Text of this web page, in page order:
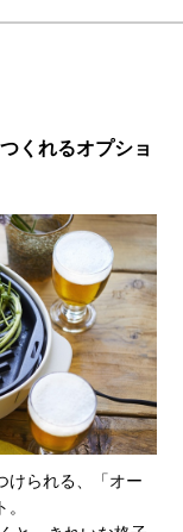
くれるオプショ
けられる、「オー